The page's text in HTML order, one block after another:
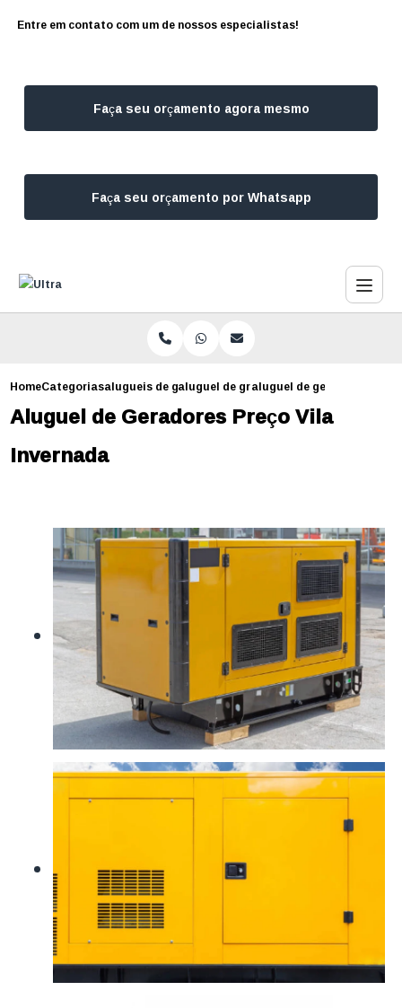
Entre em contato com um de nossos especialistas!
Faça seu orçamento agora mesmo
Faça seu orçamento por Whatsapp
HomeCategoriasalugueis de geradoresaluguel de grupos geradores
aluguel de geradores
Aluguel de Geradores Preço Vila
Invernada